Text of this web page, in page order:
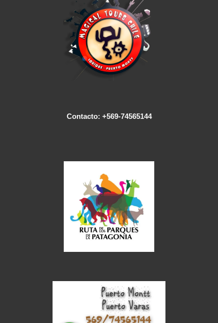
Contacto: +569-74565144